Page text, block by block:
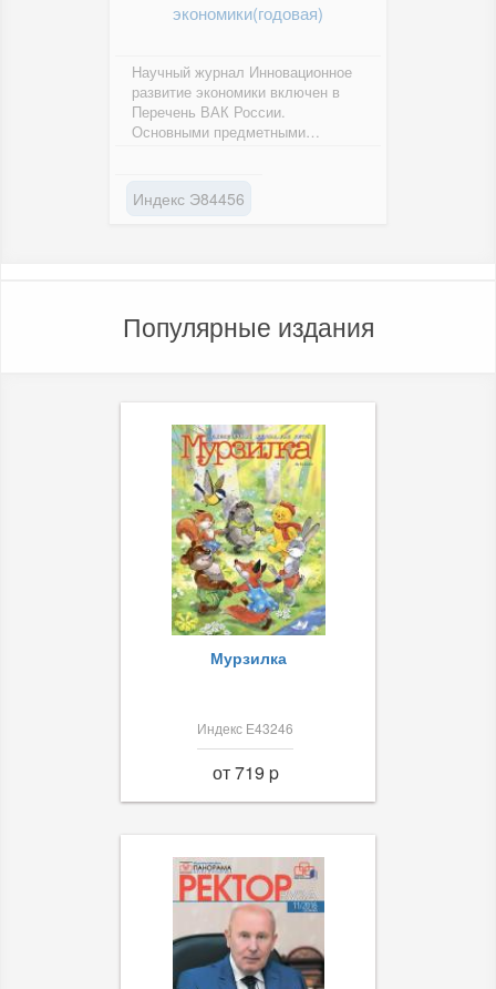
экономики(годовая)
Научный журнал Инновационное
развитие экономики включен в
Перечень ВАК России.
Основными предметными
Индекс Э84456
Популярные издания
Мурзилка
Индекс Е43246
от 719 p